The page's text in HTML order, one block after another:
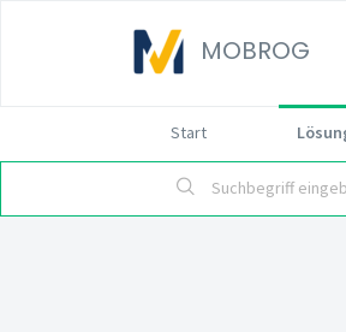
MOBROG
Start